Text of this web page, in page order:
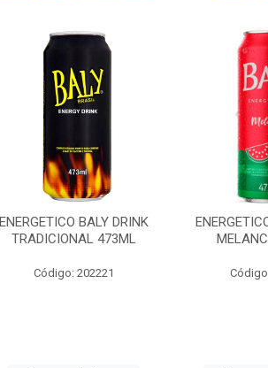
ENERGETICO BALY DRINK
TRADICIONAL 473ML
Código: 202221